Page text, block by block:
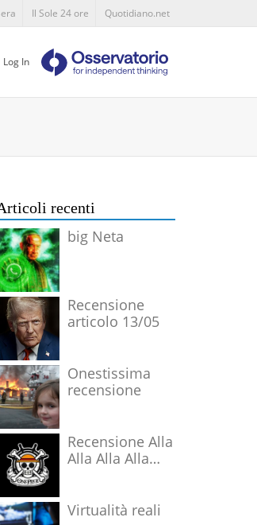
Il Sole 24 ore Quotidiano.net
Log In
recenti
big Neta
Recensione
articolo 13/05
Onestissima
recensione
Recensione Alla
Alla Alla Alla
Virtualità reali